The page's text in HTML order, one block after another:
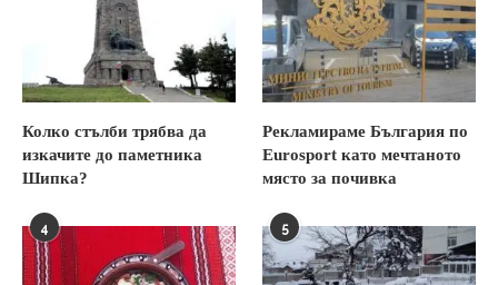
Колко стълби трябва да
изкачите до паметника
Шипка?
Рекламираме България по
Eurosport като мечтаното
място за почивка
4 5